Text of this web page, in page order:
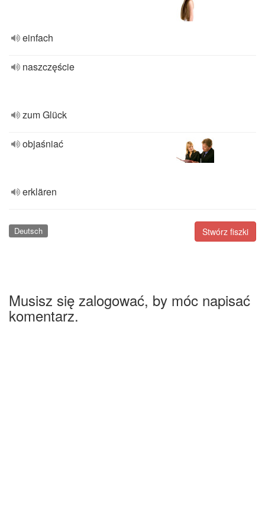
einfach
naszczęście
zum Glück
objaśniać
erklären
Stwórz fiszki
Deutsch
Musisz się zalogować, by móc napisać
komentarz.